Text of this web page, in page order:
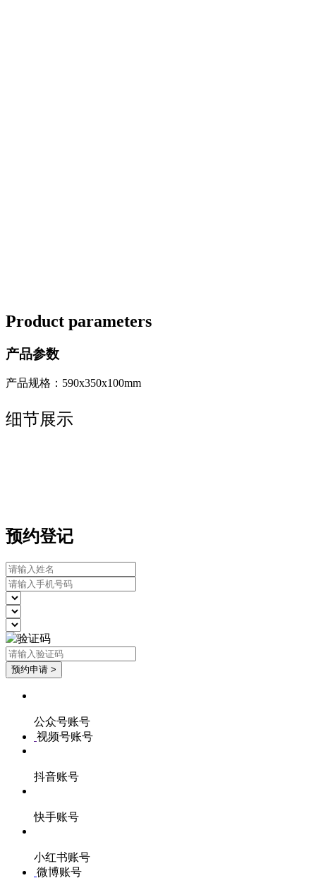
Product parameters
产品参数
产品规格：590x350x100mm
细节展示
预约登记
公众号账号
视频号账号
抖音账号
快手账号
小红书账号
微博账号